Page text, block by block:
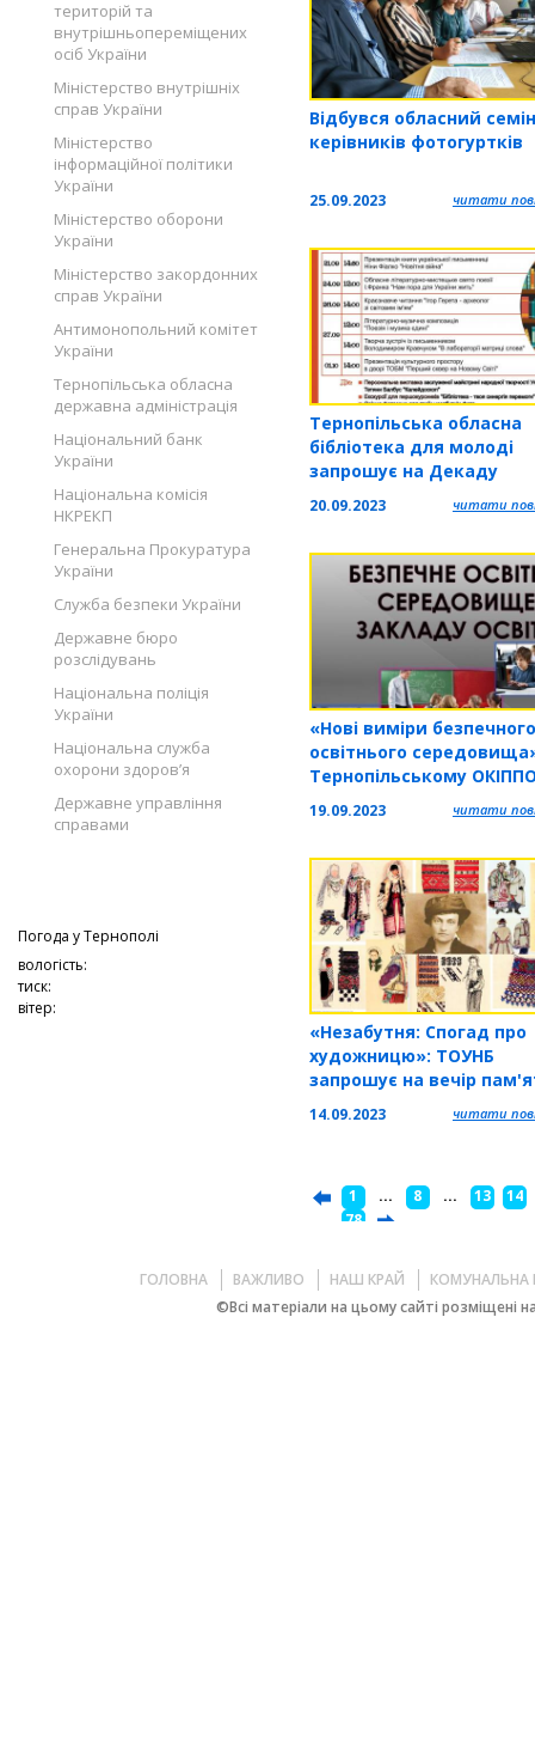
територій та
внутрішньопереміщених
осіб України
Міністерство внутрішніх
справ України
Міністерство
інформаційної політики
України
Міністерство оборони
України
Міністерство закордонних
справ України
Антимонопольний комітет
України
Тернопільська обласна
державна адміністрація
Національний банк
України
Національна комісія
НКРЕКП
Генеральна Прокуратура
України
Служба безпеки України
Державне бюро
розслідувань
Національна поліція
України
Національна служба
охорони здоров’я
Державне управління
справами
Погода уТернополі
вологість:
тиск:
вітер:
Відбувся обласний
керівників фотогуртків
25.09.2023 читати
Тернопільська обласна
бібліотека для молоді
запрошує на Декаду
відкритих дверей
20.09.2023 читати
«Нові виміри безпечного
освітнього
Тернопільському
19.09.2023 читати
«Незабутня: Спогад про
художницю»: ТОУНБ
запрошує на вечір
Олени Кульчицької
14.09.2023 читати
1 ... 8 ... 13
14
78
ГОЛОВНА ВАЖЛИВО НАШ КРАЙ
КОМУНАЛЬНА
©Всі матеріали на цьому сайті розміщені